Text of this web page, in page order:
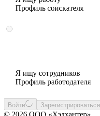
Профиль соискателя
Я ищу сотрудников
Профиль работодателя
Войти Зарегистрироваться
© 2026 ООО «Хэдхантер»